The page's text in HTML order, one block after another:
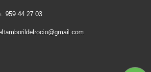
959 44 27 03